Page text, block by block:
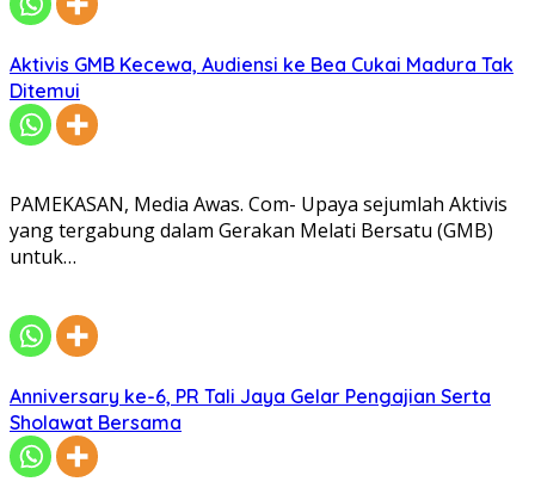
Aktivis GMB Kecewa, Audiensi ke Bea Cukai Madura Tak
Ditemui
PAMEKASAN, Media Awas. Com- Upaya sejumlah Aktivis
yang tergabung dalam Gerakan Melati Bersatu (GMB)
untuk…
Anniversary ke-6, PR Tali Jaya Gelar Pengajian Serta
Sholawat Bersama